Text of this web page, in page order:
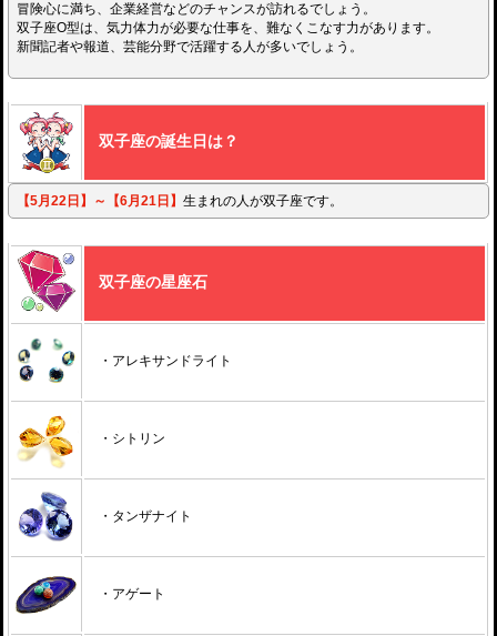
冒険心に満ち、企業経営などのチャンスが訪れるでしょう。
双子座O型は、気力体力が必要な仕事を、難なくこなす力があります。
新聞記者や報道、芸能分野で活躍する人が多いでしょう。
双子座の誕生日は？
【5月22日】～【6月21日】 生まれの人が双子座です。
双子座の星座石
・アレキサンドライト
・シトリン
・タンザナイト
・アゲート